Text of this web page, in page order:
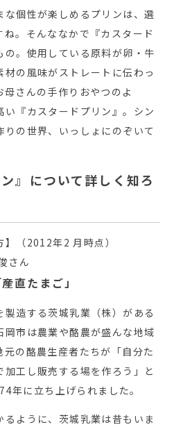
個性が楽しめるプリンは、選
。そんななかで『カスタード
の。使用している原料が卵・牛
の風味がストレートに伝わっ
さんの手作りおやつのよ
い『カスタードプリン』。シン
の世界、いっしょにのぞいて
』について詳しく知ろ
】（2012年2 月時点）
さん
直たまご」
造する茨城乳業（株）がある
岡市は農業や酪農が盛んな地域
の酪農生産者たちが「自分た
工し販売する場を作ろう」と
年に立ち上げられました。
ように、茨城乳業は昔もいま